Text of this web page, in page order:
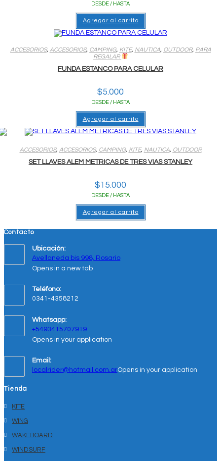
DESDE / HASTA
Agregar al carrito
ACCESORIOS, ACCESORIOS, CAMPING, KITE, NAUTICA, OUTDOOR, PARA
REGALAR
FUNDA ESTANCO PARA CELULAR
$5.000
DESDE / HASTA
Agregar al carrito
ACCESORIOS, ACCESORIOS, CAMPING, KITE, NAUTICA, OUTDOOR
SET LLAVES ALEM METRICAS DE TRES VIAS STANLEY
$15.000
DESDE / HASTA
Agregar al carrito
Contacto
Ubicación:
Avellaneda bis 998, Rosario
Opens in a new tab
Teléfono:
0341-4358212
Whatsapp:
+5493415707919
Opens in your application
Email:
localrider@hotmail.com.arOpens in your application
Tienda
KITE
WING
WAKEBOARD
WINDSURF